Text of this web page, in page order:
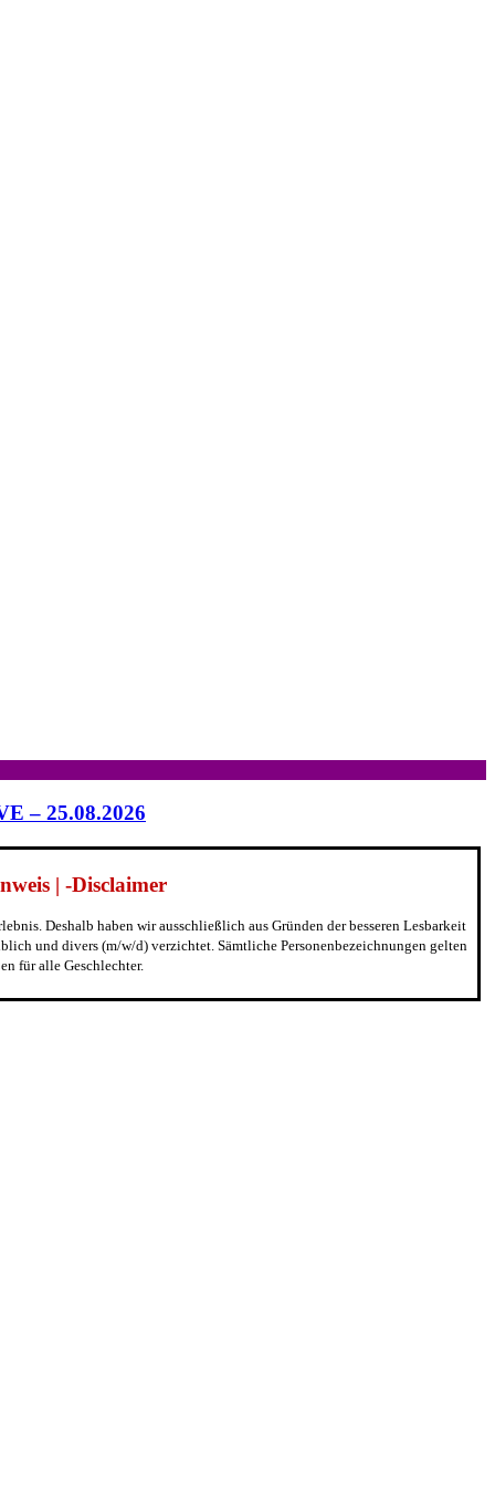
– 25.08.2026
| -Disclaimer
Deshalb haben wir ausschließlich aus Gründen der besseren Lesbarkeit
und divers (m/w/d) verzichtet. Sämtliche Personenbezeichnungen gelten
für alle Geschlechter.